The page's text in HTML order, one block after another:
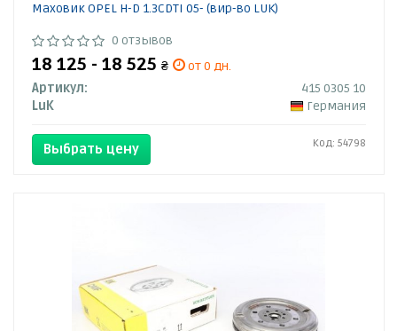
Маховик OPEL H-D 1.3CDTI 05- (вир-во LUK)
0 отзывов
18 125 - 18 525 ₴
от 0 дн.
Артикул:
415 0305 10
LuK
Германия
Выбрать цену Код: 54798